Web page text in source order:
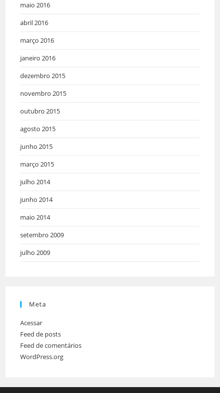
maio 2016
abril 2016
março 2016
janeiro 2016
dezembro 2015
novembro 2015
outubro 2015
agosto 2015
junho 2015
março 2015
julho 2014
junho 2014
maio 2014
setembro 2009
julho 2009
Meta
Acessar
Feed de posts
Feed de comentários
WordPress.org